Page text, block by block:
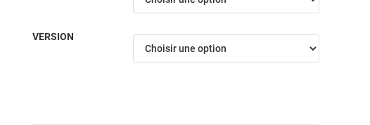
VERSION